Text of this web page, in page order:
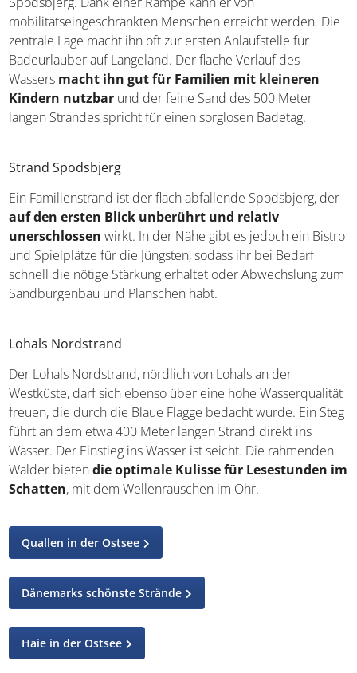
mobilitätseingeschränkten Menschen erreicht werden. Die
zentrale Lage macht ihn oft zur ersten Anlaufstelle für
Badeurlauber auf Langeland. Der flache Verlauf des
Wassers macht ihn gut für Familien mit kleineren
Kindern nutzbar und der feine Sand des 500 Meter
langen Strandes spricht für einen sorglosen Badetag.
Strand Spodsbjerg
Ein Familienstrand ist der flach abfallende Spodsbjerg, der
auf den ersten Blick unberührt und relativ
unerschlossen wirkt. In der Nähe gibt es jedoch ein Bistro
und Spielplätze für die Jüngsten, sodass ihr bei Bedarf
schnell die nötige Stärkung erhaltet oder Abwechslung zum
Sandburgenbau und Planschen habt.
Lohals Nordstrand
Der Lohals Nordstrand, nördlich von Lohals an der
Westküste, darf sich ebenso über eine hohe Wasserqualität
freuen, die durch die Blaue Flagge bedacht wurde. Ein Steg
führt an dem etwa 400 Meter langen Strand direkt ins
Wasser. Der Einstieg ins Wasser ist seicht. Die rahmenden
Wälder bietendie optimale Kulisse für Lesestunden im
Schatten, mit dem Wellenrauschen im Ohr.
Quallen in der Ostsee
Dänemarks schönste Strände
Haie in der Ostsee